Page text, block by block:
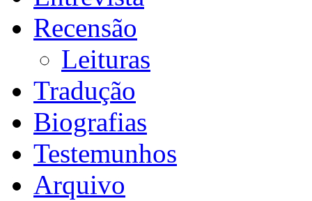
Recensão
Leituras
Tradução
Biografias
Testemunhos
Arquivo